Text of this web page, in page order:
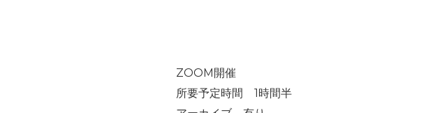
ZOOM開催
所要予定時間 1時間半